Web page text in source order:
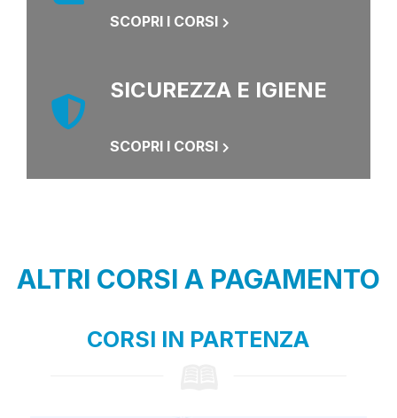
SCOPRI I CORSI
SICUREZZA E IGIENE
SCOPRI I CORSI
ALTRI CORSI A PAGAMENTO
CORSI IN PARTENZA